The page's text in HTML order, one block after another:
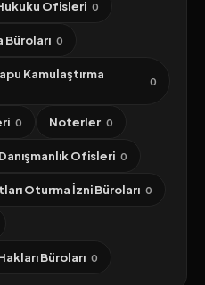
Ofisleri 0
Büroları 0
Kamulaştırma
0
0 Noterler 0
Ofisleri 0
Oturma İzni Büroları 0
Büroları 0